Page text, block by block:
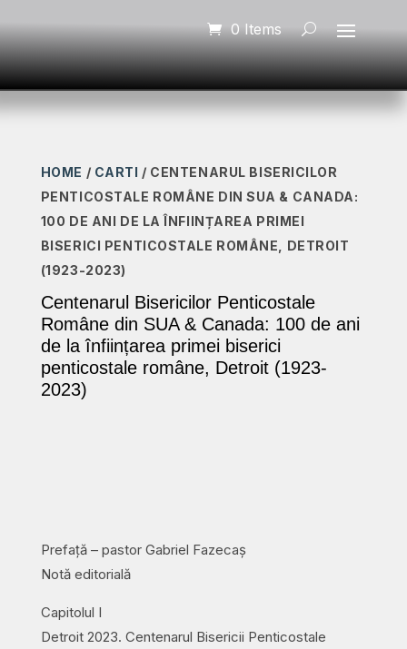
0 Items
HOME / CARTI / CENTENARUL BISERICILOR
PENTICOSTALE ROMÂNE DIN SUA & CANADA:
100 DE ANI DE LA ÎNFIINȚAREA PRIMEI
BISERICI PENTICOSTALE ROMÂNE, DETROIT
(1923-2023)
Centenarul Bisericilor Penticostale
Române din SUA & Canada: 100 de ani
de la înființarea primei biserici
penticostale române, Detroit (1923-
2023)
Prefață – pastor Gabriel Fazecaș
Notă editorială
Capitolul I
Detroit 2023. Centenarul Bisericii Penticostale